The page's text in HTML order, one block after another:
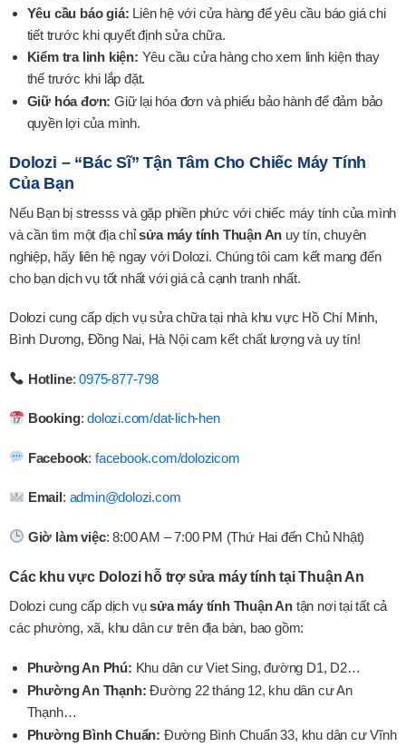
Yêu cầu báo giá: Liên hệ với cửa hàng để yêu cầu báo giá chi
tiết trước khi quyết định sửa chữa.
Kiểm tra linh kiện: Yêu cầu cửa hàng cho xem linh kiện thay
thế trước khi lắp đặt.
Giữ hóa đơn: Giữ lại hóa đơn và phiếu bảo hành để đảm bảo
quyền lợi của mình.
Dolozi – “bác Sĩ” Tận Tâm Cho Chiếc Máy Tính
Của Bạn
Nếu Bạn bị stresss và gặp phiền phức với chiếc máy tính của mình
và cần tìm một địa chỉsửa máy tính Thuận An uy tín, chuyên
nghiệp, hãy liên hệ ngay với Dolozi. Chúng tôi cam kết mang đến
cho bạn dịch vụ tốt nhất với giá cả cạnh tranh nhất.
Dolozi cung cấp dịch vụ sửa chữa tại nhà khu vực Hồ Chí Minh,
Bình Dương, Đồng Nai, Hà Nội cam kết chất lượng và uy tín!
Hotline:0975-877-798
Booking:dolozi.com/dat-lich-hen
Facebook: facebook.com/dolozicom
Email: admin@dolozi.com
Giờ làm việc: 8:00 AM – 7:00 PM (Thứ Hai đến Chủ Nhật)
Các khu vực Dolozi hỗ trợ sửa máy tính tại Thuận An
Dolozi cung cấp dịch vụsửa máy tính Thuận An tận nơi tại tất cả
các phường, xã, khu dân cư trên địa bàn, bao gồm:
Phường An Phú: Khu dân cư Viet Sing, đường D1, D2…
Phường An Thạnh: Đường 22 tháng 12, khu dân cư An
Thạnh…
Phường Bình Chuẩn: Đường Bình Chuẩn 33, khu dân cư Vĩnh